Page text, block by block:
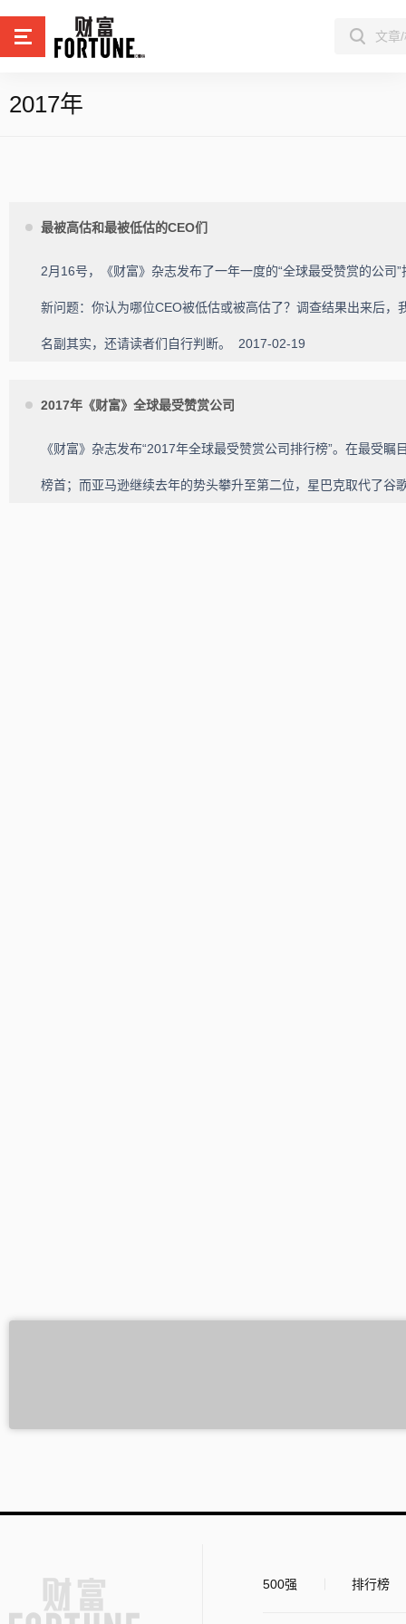
2017年
最被高估和最被低估的CEO们
2月16号，《财富》杂志发布了一年一度的“全球最受赞赏的公
新问题：你认为哪位CEO被低估或被高估了？调查结果出来后
名副其实，还请读者们自行判断。 2017-02-19
2017年《财富》全球最受赞赏公司
《财富》杂志发布“2017年全球最受赞赏公司排行榜”。在最受
榜首；而亚马逊继续去年的势头攀升至第二位，星巴克取代了
500强 排行榜